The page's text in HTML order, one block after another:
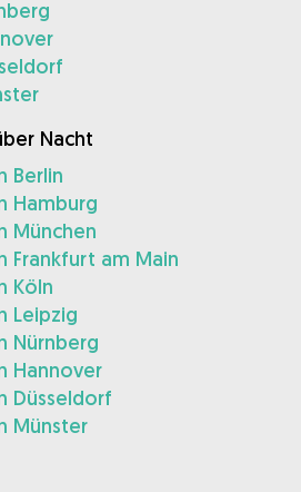
Nacht
Berlin
Hamburg
München
Frankfurt am Main
Köln
Leipzig
Nürnberg
Hannover
Düsseldorf
Münster